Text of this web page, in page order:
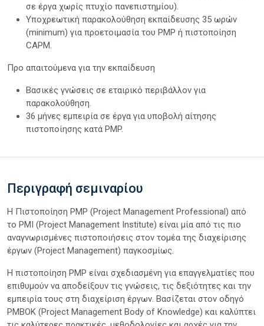
σε έργα χωρίς πτυχίο πανεπιστημίου).
Υποχρεωτική παρακολούθηση εκπαίδευσης 35 ωρών
(minimum) για προετοιμασία του PMP ή πιστοποίηση
CAPM.
Προ απαιτούμενα για την εκπαίδευση
Βασικές γνώσεις σε εταιρικό περιβάλλον για
παρακολούθηση.
36 μήνες εμπειρία σε έργα για υποβολή αίτησης
πιστοποίησης κατά PMP.
Περιγραφή σεμιναρίου
Η Πιστοποίηση PMP (Project Management Professional) από
το PMI (Project Management Institute) είναι μία από τις πιο
αναγνωρισμένες πιστοποιήσεις στον τομέα της διαχείρισης
έργων (Project Management) παγκοσμίως.
Η πιστοποίηση PMP είναι σχεδιασμένη για επαγγελματίες που
επιθυμούν να αποδείξουν τις γνώσεις, τις δεξιότητες και την
εμπειρία τους στη διαχείριση έργων. Βασίζεται στον οδηγό
PMBOK (Project Management Body of Knowledge) και καλύπτει